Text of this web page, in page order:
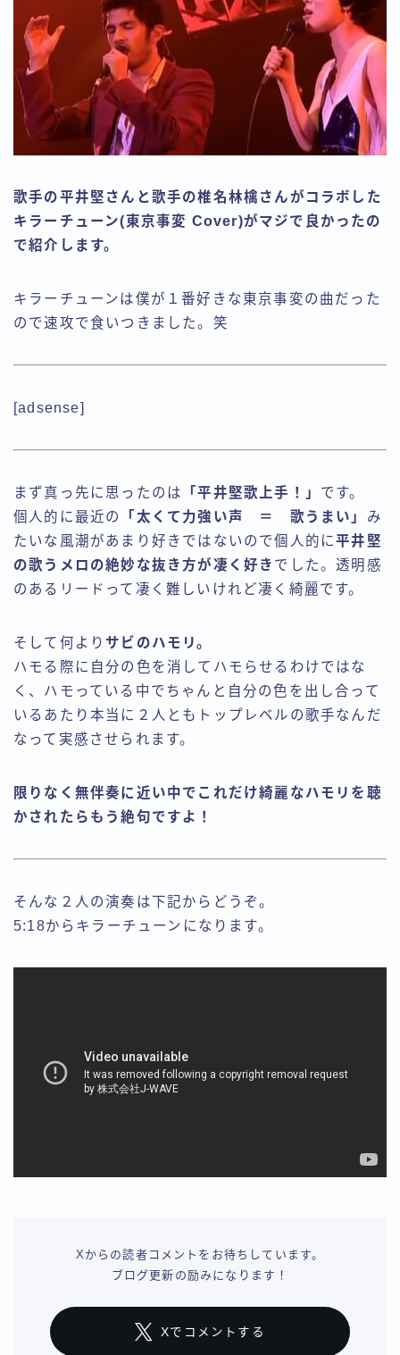
歌手の平井堅さんと歌手の椎名林檎さんがコラボした
キラーチューン(東京事変 Cover)がマジで良かったの
で紹介します。
キラーチューンは僕が１番好きな東京事変の曲だった
ので速攻で食いつきました。笑
[adsense]
まず真っ先に思ったのは 「平井堅歌上手！」 です。
個人的に最近の
「太くて力強い声 ＝ 歌うまい」 み
たいな風潮があまり好きではないので個人的に平井堅
の歌うメロの絶妙な抜き方が凄く好き でした。透明感
のあるリードって凄く難しいけれど凄く綺麗です。
そして何より サビのハモリ。
ハモる際に自分の色を消してハモらせるわけではな
く、ハモっている中でちゃんと自分の色を出し合って
いるあたり本当に２人ともトップレベルの歌手なんだ
なって実感させられます。
限りなく無伴奏に近い中でこれだけ綺麗なハモリを聴
かされたらもう絶句ですよ！
そんな２人の演奏は下記からどうぞ。
5:18からキラーチューンになります。
Xからの読者コメントをお待ちしています。
ブログ更新の励みになります！
Xでコメントする